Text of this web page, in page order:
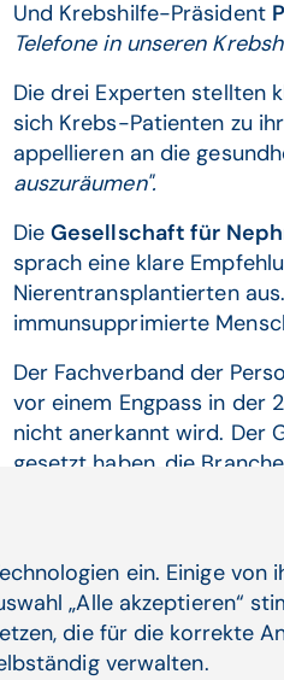
Und Krebshilfe-Präsident
Telefone in unseren
Die drei Experten stellten
sich Krebs-Patienten zu
appellieren an die
auszuräumen".
DieGesellschaft für
sprach eine klare
Nierentransplantierten
immunsupprimierte
Der Fachverband der
vor einem Engpass in der
nicht anerkannt wird. Der
gesetzt haben, die
ein. Einige
„Alle akzeptieren“
die für die korrekte
verwalten.